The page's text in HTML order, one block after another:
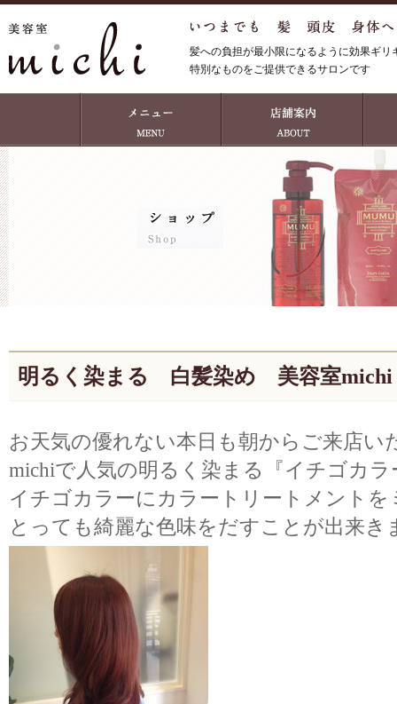
髪への負担が最小限になるように効果ギ
特別なものをご提供できるサロンです
明るく染まる 白髪染め 美容室michi
お天気の優れない本日も朝からご来店い
michiで人気の明るく染まる『イチゴカラ
イチゴカラーにカラートリートメント
とっても綺麗な色味をだすことが出来き